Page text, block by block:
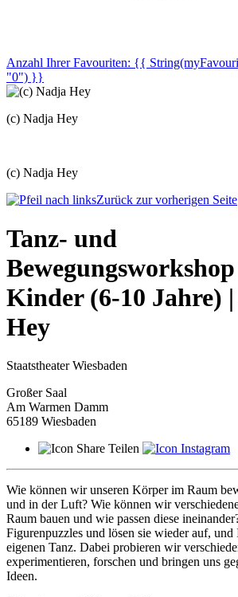
Anzahl Ihrer Favouriten: {{
"0") }}
(c) Nadja Hey
(c) Nadja Hey
Zurück zur vorherigen Seite
Tanz- und
Kinder (6-10 Jahre)
Hey
Staatstheater Wiesbaden
Großer Saal
Am Warmen Damm
65189 Wiesbaden
Teilen
Wie können wir unseren Körper im Raum
und in der Luft? Wie können wir
Raum bauen und wie passen diese
Figurenpuzzles und lösen sie wieder auf, und
eigenen Tanz. Dabei probieren wir
experimentieren, forschen und bringen uns
Ideen.